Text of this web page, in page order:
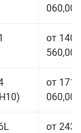
060,00
от 140
560,00
от 171
060,00
от 243